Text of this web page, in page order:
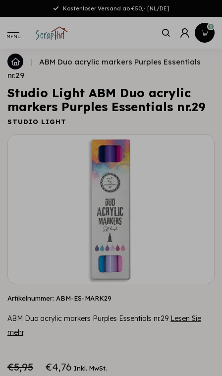
Kostenloser Versand ab €50,- [NL/DE]
MENU
0
|
ABM Duo acrylic markers Purples Essentials
nr.29
Studio Light ABM Duo acrylic
markers Purples Essentials nr.29
STUDIO LIGHT
Artikelnummer: ABM-ES-MARK29
ABM Duo acrylic markers Purples Essentials nr.29 Lesen Sie
mehr.
€5,95 €4,76 Inkl. MwSt.